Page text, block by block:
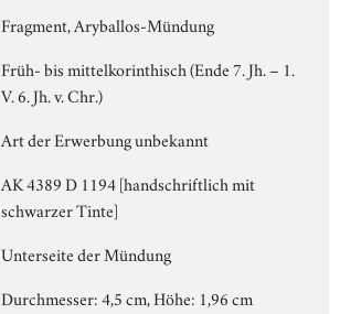
Fragment, Aryballos-Mündung
Früh- bis mittelkorinthisch (Ende 7. Jh. – 1.
V. 6. Jh. v. Chr.)
Art der Erwerbung unbekannt
AK 4389 D 1194 [handschriftlich mit
schwarzer Tinte]
Unterseite der Mündung
Durchmesser: 4,5 cm, Höhe: 1,96 cm